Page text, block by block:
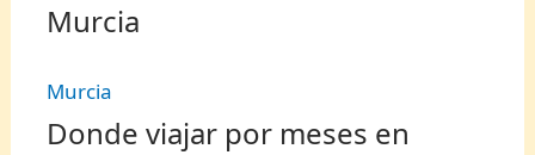
Murcia
Murcia
Donde viajar por meses en